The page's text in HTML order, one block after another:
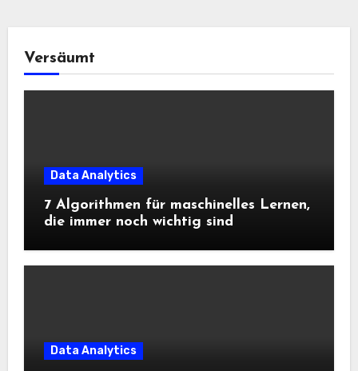
Versäumt
Data Analytics
7 Algorithmen für maschinelles Lernen,
die immer noch wichtig sind
Data Analytics